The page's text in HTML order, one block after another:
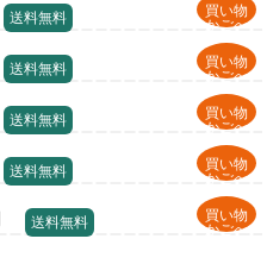
買い物
かごへ
送料無料
買い物
かごへ
送料無料
買い物
かごへ
送料無料
買い物
かごへ
送料無料
買い物
かごへ
送料無料